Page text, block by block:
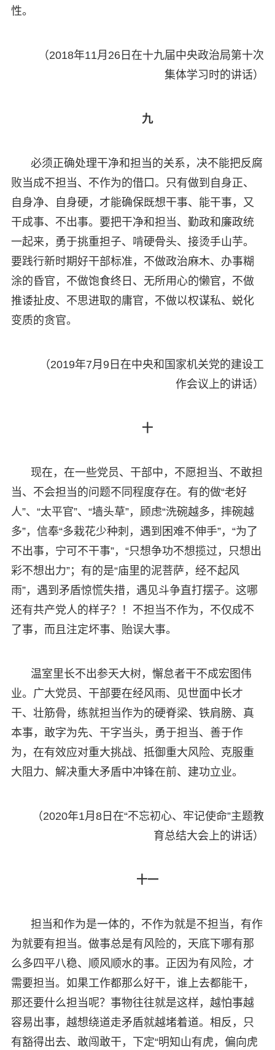
性。
（2018年11月26日在十九届中央政治局第十次
集体学习时的讲话）
九
必须正确处理干净和担当的关系，决不能把反腐
败当成不担当、不作为的借口。只有做到自身正、
自身净、自身硬，才能确保既想干事、能干事，又
干成事、不出事。要把干净和担当、勤政和廉政统
一起来，勇于挑重担子、啃硬骨头、接烫手山芋。
要践行新时期好干部标准，不做政治麻木、办事糊
涂的昏官，不做饱食终日、无所用心的懒官，不做
推诿扯皮、不思进取的庸官，不做以权谋私、蜕化
变质的贪官。
（2019年7月9日在中央和国家机关党的建设工
作会议上的讲话）
十
现在，在一些党员、干部中，不愿担当、不敢担
当、不会担当的问题不同程度存在。有的做“老好
人”、“太平官”、“墙头草”，顾虑“洗碗越多，摔碗越
多”，信奉“多栽花少种刺，遇到困难不伸手”，“为了
不出事，宁可不干事”，“只想争功不想揽过，只想出
彩不想出力”；有的是“庙里的泥菩萨，经不起风
雨”，遇到矛盾惊慌失措，遇见斗争直打摆子。这哪
还有共产党人的样子？！不担当不作为，不仅成不
了事，而且注定坏事、贻误大事。
温室里长不出参天大树，懈怠者干不成宏图伟
业。广大党员、干部要在经风雨、见世面中长才
干、壮筋骨，练就担当作为的硬脊梁、铁肩膀、真
本事，敢字为先、干字当头，勇于担当、善于作
为，在有效应对重大挑战、抵御重大风险、克服重
大阻力、解决重大矛盾中冲锋在前、建功立业。
（2020年1月8日在“不忘初心、牢记使命”主题教
育总结大会上的讲话）
十一
担当和作为是一体的，不作为就是不担当，有作
为就要有担当。做事总是有风险的，天底下哪有那
么多四平八稳、顺风顺水的事。正因为有风险，才
需要担当。如果工作都那么好干，谁上去都能干，
那还要什么担当呢？事物往往就是这样，越怕事越
容易出事，越想绕道走矛盾就越堵着道。相反，只
有豁得出去、敢闯敢干，下定“明知山有虎，偏向虎